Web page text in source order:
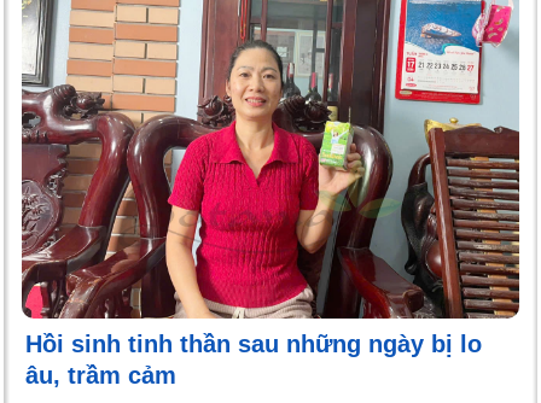
Hồi sinh tinh thần sau những ngày bị lo
âu, trầm cảm